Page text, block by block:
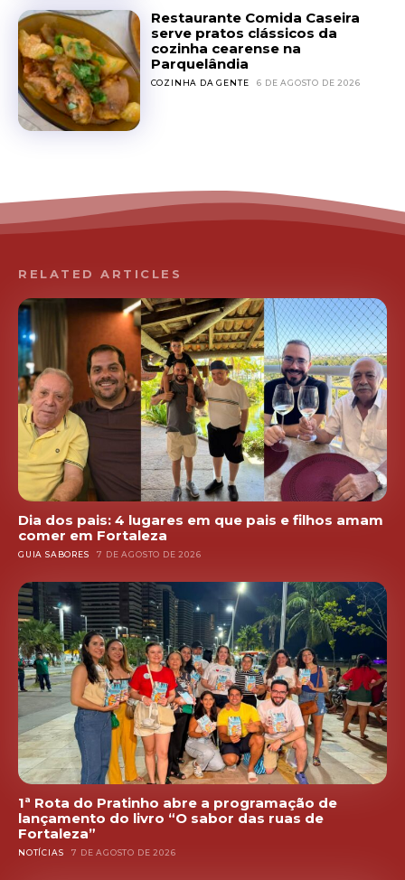
Restaurante Comida Caseira
serve pratos clássicos da
cozinha cearense na
Parquelândia
COZINHA DA GENTE 6 DE AGOSTO DE 2026
RELATED ARTICLES
Dia dos pais: 4 lugares em que pais e filhos amam
comer em Fortaleza
GUIA SABORES 7 DE AGOSTO DE 2026
1ª Rota do Pratinho abre a programação de
lançamento do livro “O sabor das ruas de
Fortaleza”
NOTÍCIAS 7 DE AGOSTO DE 2026